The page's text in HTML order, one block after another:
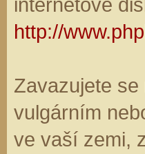
http://
Zavazujete
vulgárním
ve vaší zemi,